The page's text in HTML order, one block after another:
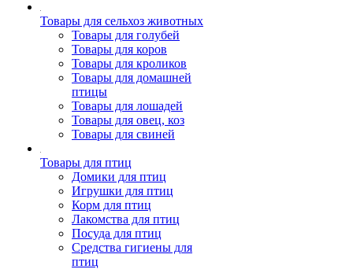
Товары для сельхоз животных
Товары для голубей
Товары для коров
Товары для кроликов
Товары для домашней
птицы
Товары для лошадей
Товары для овец, коз
Товары для свиней
Товары для птиц
Домики для птиц
Игрушки для птиц
Корм для птиц
Лакомства для птиц
Посуда для птиц
Средства гигиены для
птиц